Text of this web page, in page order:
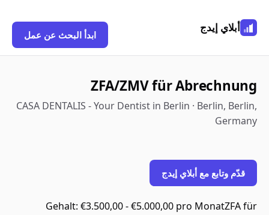
أبلاي إيدج
ابدأ البحث عن عمل
ZFA/ZMV für Abrechnung
CASA DENTALIS - Your Dentist in Berlin · Berlin, Berlin,
Germany
قدّم وتابع مع أبلاي إيدج
Gehalt: €3.500,00 - €5.000,00 pro MonatZFA für